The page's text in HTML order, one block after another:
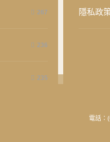
267
236
235
隱私政
電話